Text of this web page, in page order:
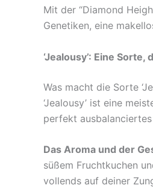
Mit der “Diamond
Genetiken, eine
‘Jealousy’: Eine
Was macht die Sorte
‘Jealousy’ ist eine
perfekt
Das Aroma und der
süßem Fruchtkuchen
vollends auf deiner